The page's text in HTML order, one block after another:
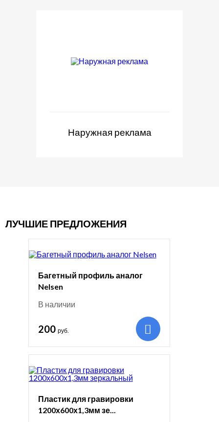
Наружная реклама
ЛУЧШИЕ ПРЕДЛОЖЕНИЯ
Багетный профиль аналог
Nelsen
В наличии
200 руб.
Пластик для гравировки
1200х600х1,3мм зе...